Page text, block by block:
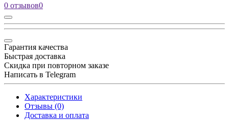
0 отзывов0
Гарантия качества
Быстрая доставка
Скидка при повторном заказе
Написать в Telegram
Характеристики
Отзывы (0)
Доставка и оплата